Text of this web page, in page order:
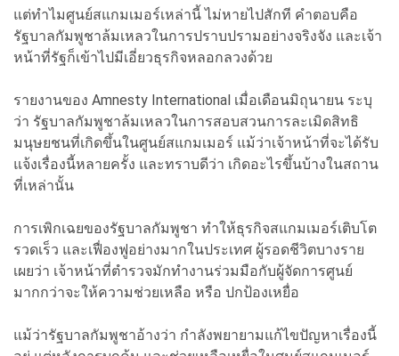
แต่ทำไมศูนย์สแกมเมอร์เหล่านี้ ไม่หายไปสักที คำตอบคือ
รัฐบาลกัมพูชาล้มเหลวในการปราบปรามอย่างจริงจัง และเจ้า
หน้าที่รัฐก็เข้าไปมีเอี่ยวธุรกิจหลอกลวงด้วย
รายงานของ Amnesty International เมื่อเดือนมิถุนายน ระบุ
ว่า รัฐบาลกัมพูชาล้มเหลวในการสอบสวนการละเมิดสิทธิ
มนุษยชนที่เกิดขึ้นในศูนย์สแกมเมอร์ แม้ว่าเจ้าหน้าที่จะได้รับ
แจ้งเรื่องนี้หลายครั้ง และทราบดีว่า เกิดอะไรขึ้นบ้างในสถาน
ที่เหล่านั้น
การเพิกเฉยของรัฐบาลกัมพูชา ทำให้ธุรกิจสแกมเมอร์เติบโต
รวดเร็ว และเฟื่องฟูอย่างมากในประเทศ ผู้รอดชีวิตบางราย
เผยว่า เจ้าหน้าที่ตำรวจมักทำงานร่วมมือกับผู้จัดการศูนย์
มากกว่าจะให้ความช่วยเหลือ หรือ ปกป้องเหยื่อ
แม้ว่ารัฐบาลกัมพูชาอ้างว่า กำลังพยายามแก้ไขปัญหาเรื่องนี้